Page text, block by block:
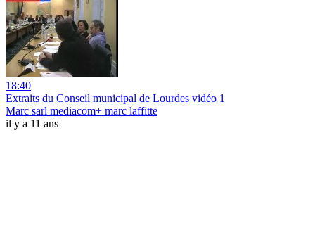
18:40
Extraits du Conseil municipal de Lourdes vidéo 1
Marc sarl mediacom+ marc laffitte
il y a 11 ans